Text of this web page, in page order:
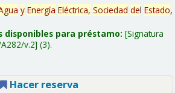
y Energía Eléctrica, Sociedad del Estado,
disponibles para préstamo: Signatura
v.2 (3).
Hacer reserva